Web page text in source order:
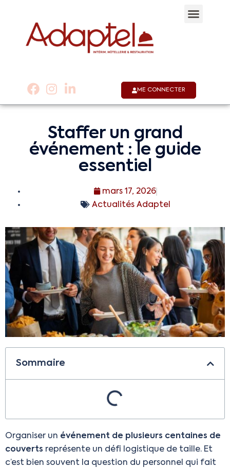
ME CONNECTER
Staffer un grand
événement : le guide
essentiel
mars 17, 2026
Actualités Adaptel
Sommaire
Organiser un événement de plusieurs centaines de
couverts représente un défi logistique de taille. Et
c’est bien souvent la question du personnel qui fait